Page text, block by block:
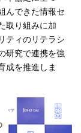
んできた情報セ
取り組みに加
ティのリテラシ
研究で連携を強
成を推進しま